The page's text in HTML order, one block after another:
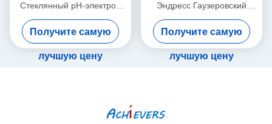
Стеклянный pH-электрод
Orbisint с PTFE-покрытием,
12 мм, Endress+Hauser
Instruments, цифровой
Получите самую
лучшую цену
Эндресс Гаузеровский
уровень передатчика
CM442-AAM1A2F010A+AK
Получите самую
лучшую цену